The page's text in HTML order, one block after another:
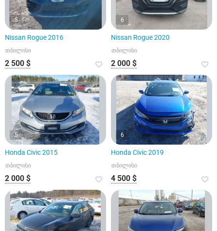
5
Nissan Rogue 2016
თბილისი
2 500 $
6
Nissan Rogue 2020
თბილისი
2 000 $
5
Honda Civic 2015
თბილისი
2 000 $
6
Honda Civic 2019
თბილისი
4 500 $